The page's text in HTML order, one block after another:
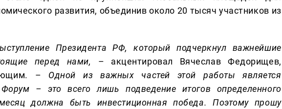
развития, объединив около 20 тысяч участников из
Президента РФ, который подчеркнул важнейшие
оящие перед нами,
– акцентировал Вячеслав Федорищев,
– Одной из важных частей этой работы является
Форум – это всего лишь подведение итогов определенного
должна быть инвестиционная победа. Поэтому прошу